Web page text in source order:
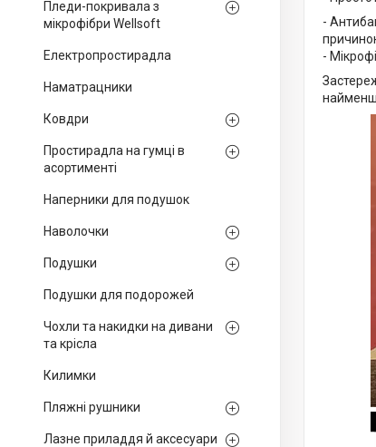
Пледи-покривала з
мікрофібри Wellsoft
Електропростирадла
Наматрацники
Ковдри
Простирадла на гумці в
асортименті
Наперники для подушок
Наволочки
Подушки
Подушки для подорожей
Чохли та накидки на дивани
та крісла
Килимки
Пляжні рушники
Лазне приладдя й аксесуари
-
-